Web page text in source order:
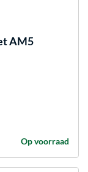
AM5
Op voorraad